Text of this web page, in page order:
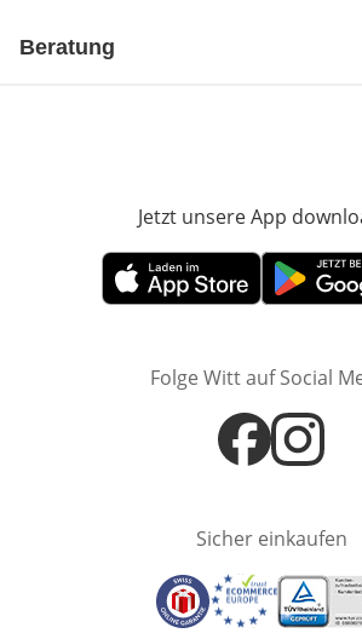
Beratung
Jetzt unsere App
Öffnet in neuem Fenster
Öffnet in
Folge Witt auf Social
Öffnet inÖffnet in
Sicher einkaufen
Öffnet in neuem
Öffnet in neuem
Öffnet in